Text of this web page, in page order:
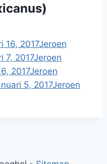
16, 2017Jeroen
7, 2017Jeroen
2017Jeroen
5, 2017Jeroen